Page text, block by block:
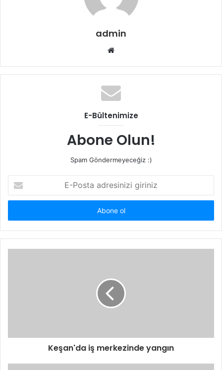
admin
Web
E-Bültenimize
Abone Olun!
Spam Göndermeyeceğiz :)
Posta
adresinizi
Keşan'da iş merkezinde yangın